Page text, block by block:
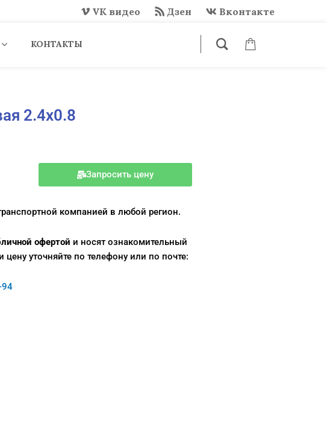
VK видео Дзен Вконтакте
КОНТАКТЫ
2.4х0.8
Запросить цену
компанией в любой регион.
офертой и носят ознакомительный
цену уточняйте по телефону или по почте:
94